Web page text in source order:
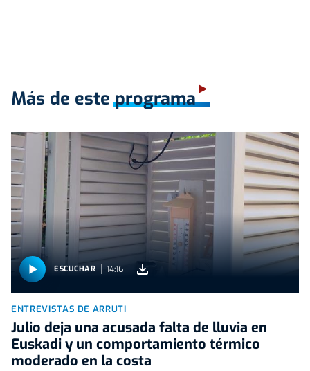
Más de este programa
ESCUCHAR 14:16
ENTREVISTAS DE ARRUTI
Julio deja una acusada falta de lluvia en
Euskadi y un comportamiento térmico
moderado en la costa